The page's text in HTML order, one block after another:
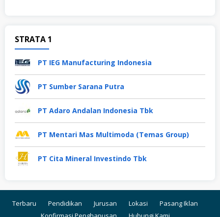
STRATA 1
PT IEG Manufacturing Indonesia
PT Sumber Sarana Putra
PT Adaro Andalan Indonesia Tbk
PT Mentari Mas Multimoda (Temas Group)
PT Cita Mineral Investindo Tbk
Terbaru Pendidikan Jurusan Lokasi
Pasang Iklan